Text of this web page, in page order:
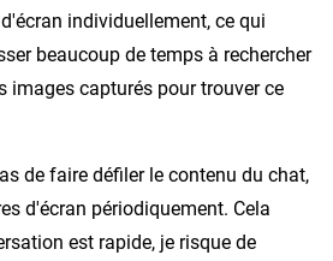
individuellement, ce qui
beaucoup de temps à rechercher
images capturés pour trouver ce
de faire défiler le contenu du chat,
d'écran périodiquement. Cela
est rapide, je risque de